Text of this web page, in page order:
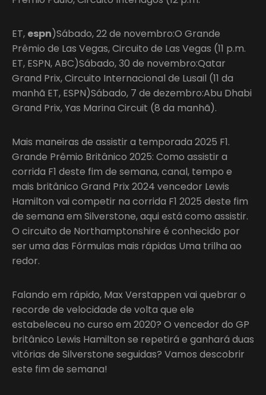
ET, espn)Sábado, 22 de novembro:O Grande
Prêmio de Las Vegas, Circuito de Las Vegas (11 p.m.
ET, ESPN, ABC)Sábado, 30 de novembro:Qatar
Grand Prix, Circuito Internacional de Lusail (11 da
manhã ET, ESPN)Sábado, 7 de dezembro:Abu Dhabi
Grand Prix, Yas Marina Circuit (8 da manhã).
Mais maneiras de assistir a temporada 2025 F1.
Grande Prêmio Britânico 2025: Como assistir a
corrida F1 deste fim de semana, canal, tempo e
mais britânico Grand Prix 2024 vencedor Lewis
Hamilton vai competir na corrida F1 2025 deste fim
de semana em Silverstone, aqui está como assistir.
O circuito de Northamptonshire é conhecido por
ser uma das Fórmulas mais rápidas Uma trilha ao
redor.
Falando em rápido, Max Verstappen vai quebrar o
recorde de velocidade de volta que ele
estabeleceu no curso em 2020? O vencedor do GP
britânico Lewis Hamilton se repetirá e ganhará duas
vitórias de Silverstone seguidas? Vamos descobrir
este fim de semana!